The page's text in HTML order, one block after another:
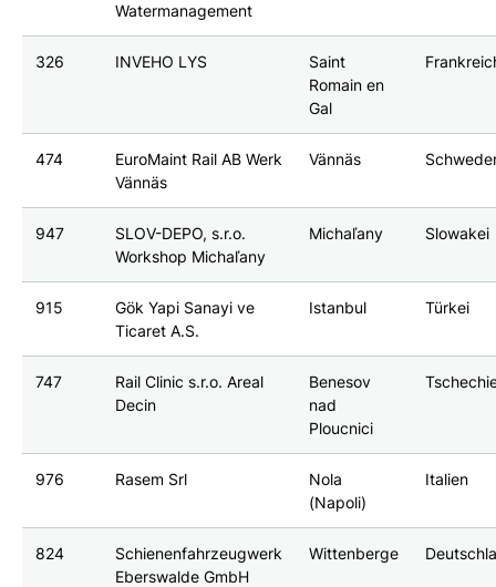
Watermanagement
326 INVEHO LYS
Saint
Romain en
Gal
474
EuroMaint Rail AB Werk
Vännäs
Vännäs
947
SLOV-DEPO, s.r.o.
Workshop Michaľany
Michaľany Slowakei
915
Gök Yapi Sanayi ve
Ticaret A.S.
Istanbul Türkei
747
Rail Clinic s.r.o. Areal
Decin
Benesov
nad
Ploucnici
976 Rasem Srl
Nola
(Napoli)
Italien
824
Schienenfahrzeugwerk
Eberswalde GmbH
Wittenberge